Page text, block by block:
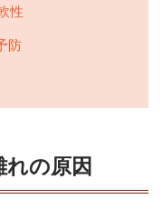
性
防
の原因